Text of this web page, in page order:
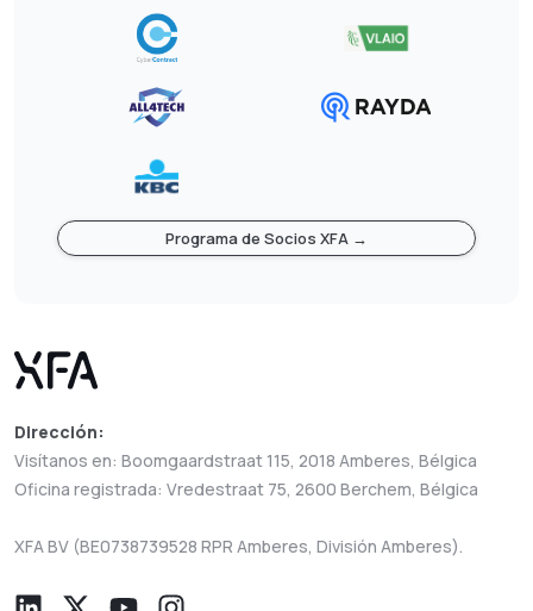
Programa de Socios XFA →
Dirección:
Visítanos en: Boomgaardstraat 115, 2018 Amberes, Bélgica
Oficina registrada: Vredestraat 75, 2600 Berchem, Bélgica
XFA BV (BE0738739528 RPR Amberes, División Amberes).